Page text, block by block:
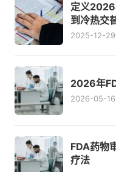
定义2026
到冷热交
2025-12-
2026年
2026-05-
FDA药物
疗法